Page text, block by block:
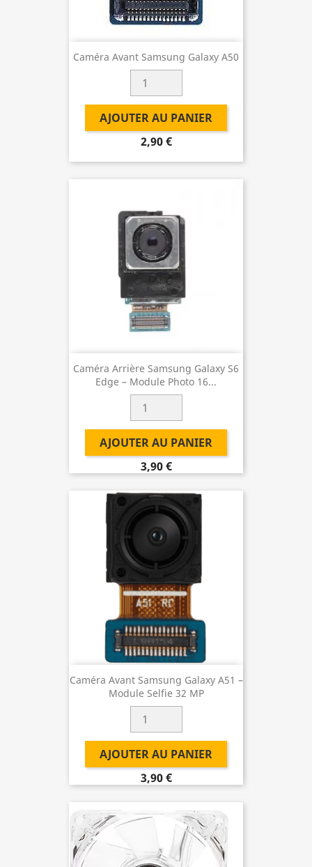
Caméra Avant Samsung Galaxy A50
AJOUTER AU PANIER
2,90 €
Caméra Arrière Samsung Galaxy S6
Edge – Module Photo 16...
AJOUTER AU PANIER
3,90 €
Caméra Avant Samsung Galaxy A51 –
Module Selfie 32 MP
AJOUTER AU PANIER
3,90 €